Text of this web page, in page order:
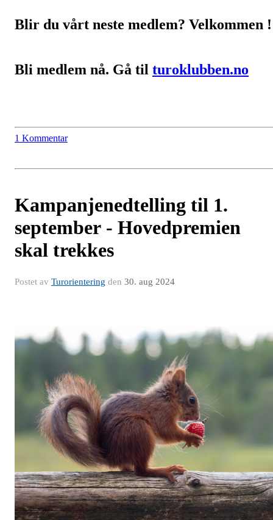
Blir du vårt neste medlem? Velkommen !
Bli medlem nå. Gå til turoklubben.no
1 Kommentar
Kampanjenedtelling til 1.
september - Hovedpremien
skal trekkes
Postet av Turorientering den 30. aug 2024